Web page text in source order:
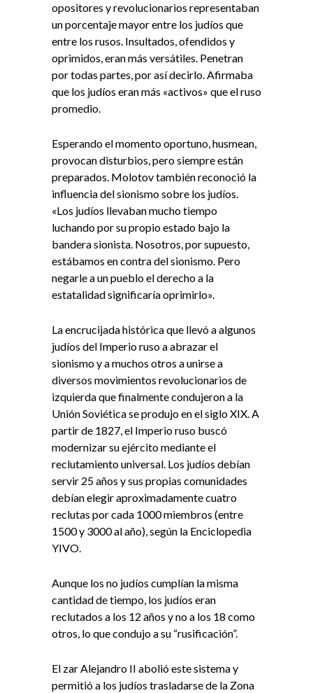
opositores y revolucionarios representaban
un porcentaje mayor entre los judíos que
entre los rusos. Insultados, ofendidos y
oprimidos, eran más versátiles. Penetran
por todas partes, por así decirlo. Afirmaba
que los judíos eran más «activos» que el ruso
promedio.
Esperando el momento oportuno, husmean,
provocan disturbios, pero siempre están
preparados. Molotov también reconoció la
influencia del sionismo sobre los judíos.
«Los judíos llevaban mucho tiempo
luchando por su propio estado bajo la
bandera sionista. Nosotros, por supuesto,
estábamos en contra del sionismo. Pero
negarle a un pueblo el derecho a la
estatalidad significaría oprimirlo».
La encrucijada histórica que llevó a algunos
judíos del Imperio ruso a abrazar el
sionismo y a muchos otros a unirse a
diversos movimientos revolucionarios de
izquierda que finalmente condujeron a la
Unión Soviética se produjo en el siglo XIX. A
partir de 1827, el Imperio ruso buscó
modernizar su ejército mediante el
reclutamiento universal. Los judíos debían
servir 25 años y sus propias comunidades
debían elegir aproximadamente cuatro
reclutas por cada 1000 miembros (entre
1500 y 3000 al año), según la Enciclopedia
YIVO.
Aunque los no judíos cumplían la misma
cantidad de tiempo, los judíos eran
reclutados a los 12 años y no a los 18 como
otros, lo que condujo a su “rusificación”.
El zar Alejandro II abolió este sistema y
permitió a los judíos trasladarse de la Zona